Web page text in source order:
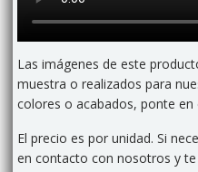
Las imágenes de este
muestra o realizados para
colores o acabados, ponte
El precio es por unidad. Si
en contacto con nosotros y